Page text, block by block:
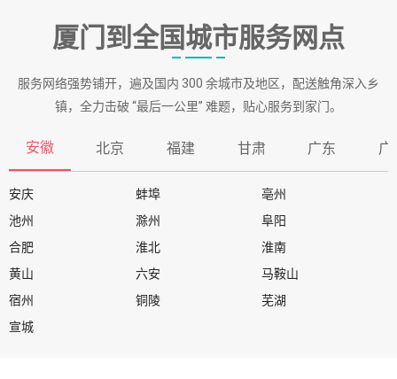
厦门到全国城市服务网点
服务网络强势铺开，遍及国内 300 余城市及地区，配送触角深入乡
镇，全力击破 “最后一公里” 难题，贴心服务到家门。
安徽 北京 福建 甘肃 广东 广
安庆 蚌埠
亳州
池州
滁州
阜阳
合肥
淮北
淮南
黄山
六安
马鞍山
宿州
铜陵
芜湖
宣城